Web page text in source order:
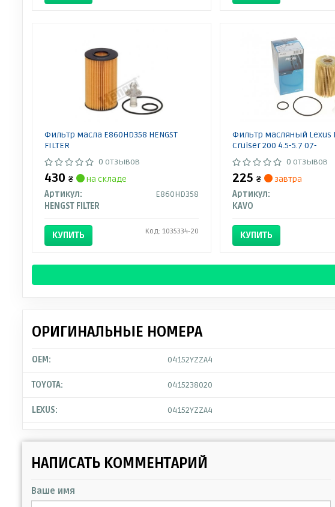
Фильтр масла E860HD358 HENGST
FILTER
0 отзывов
430 ₴
на складе
Артикул:
E860HD358
HENGST FILTER
КУПИТЬ Код: 1035334-20
Фильтр масляный Lexus
Cruiser 200 4.5-5.7 07-
0 отзывов
225 ₴
завтра
Артикул:
KAVO
КУПИТЬ
ОРИГИНАЛЬНЫЕ НОМЕРА
OEM: 04152YZZA4
TOYOTA: 0415238020
LEXUS: 04152YZZA4
НАПИСАТЬ КОММЕНТАРИЙ
Ваше имя